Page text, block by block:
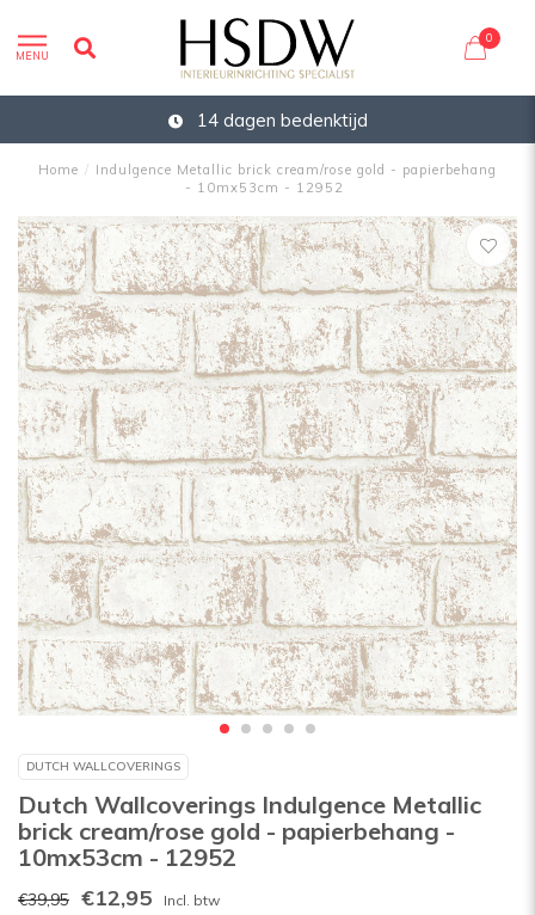
MENU
0
14 dagen bedenktijd
Home / Indulgence Metallic brick cream/rose gold - papierbehang
- 10mx53cm - 12952
DUTCH WALLCOVERINGS
Dutch Wallcoverings Indulgence Metallic
brick cream/rose gold - papierbehang -
10mx53cm - 12952
€39,95 €12,95 Incl. btw